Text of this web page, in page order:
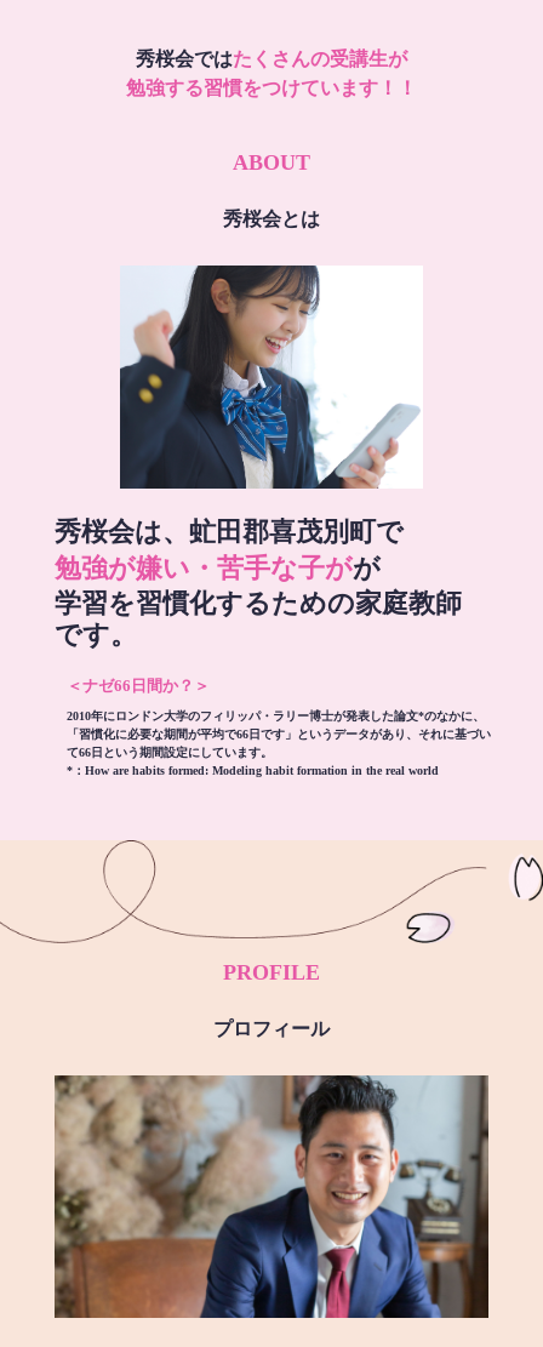
秀桜会ではたくさんの受講生が
勉強する習慣をつけています！！
ABOUT
秀桜会とは
秀桜会は、虻田郡喜茂別町で
勉強が嫌い・苦手な子がが
学習を習慣化するための家庭教師
です。
＜ナゼ66日間か？＞
2010年にロンドン大学のフィリッパ・ラリー博士が発表した論文*のなかに、
「習慣化に必要な期間が平均で66日です」というデータがあり、それに基づい
て66日という期間設定にしています。
*： How are habits formed: Modeling habit formation in the real world
PROFILE
プロフィール